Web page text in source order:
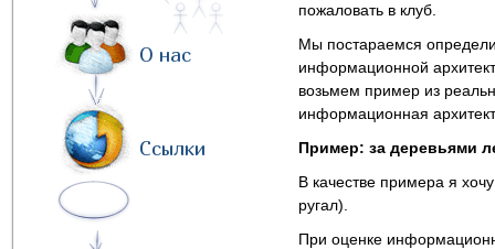
О нас
Ссылки
пожаловать в клуб.
Мы постараемся
информационной
возьмем пример из
информационная
Пример: за деревьями
В качестве примера я
ругал).
При оценке